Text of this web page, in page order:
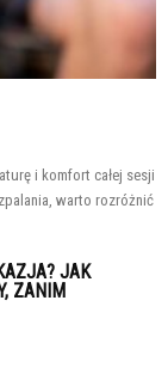
i komfort całej sesji
warto rozróżnić
JAK
ZANIM